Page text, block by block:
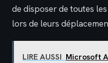
de disposer de toutes
lors de leurs
LIRE AUSSI Microsoft